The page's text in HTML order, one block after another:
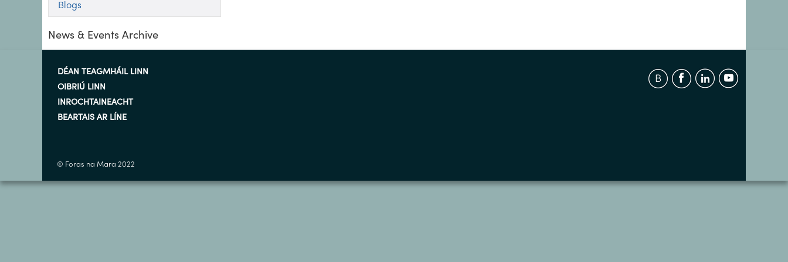
Blogs
News & Events Archive
DÉAN TEAGMHÁIL LINN
OIBRIÚ LINN
INROCHTAINEACHT
BEARTAIS AR LÍNE
© Foras na Mara 2022